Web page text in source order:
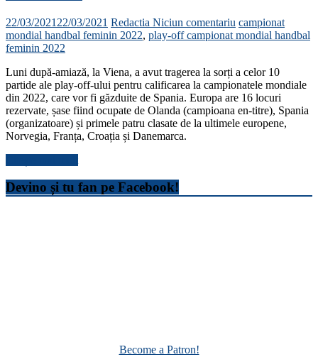
22/03/2021 22/03/2021 Redactia Niciun comentariu campionat
mondial handbal feminin 2022, play-off campionat mondial handbal
feminin 2022
Luni după-amiază, la Viena, a avut tragerea la sorți a celor 10
partide ale play-off-ului pentru calificarea la campionatele mondiale
din 2022, care vor fi găzduite de Spania. Europa are 16 locuri
rezervate, șase fiind ocupate de Olanda (campioana en-titre), Spania
(organizatoare) și primele patru clasate de la ultimele europene,
Norvegia, Franța, Croația și Danemarca.
Devino și tu fan pe Facebook!
Become a Patron!